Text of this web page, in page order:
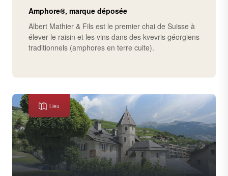
Amphore®, marque déposée
Albert Mathier & Fils est le premier chai de Suisse à
élever le raisin et les vins dans des kvevris géorgiens
traditionnels (amphores en terre cuite).
Lieu